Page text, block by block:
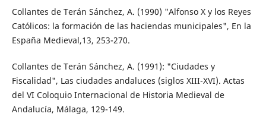
Collantes de Terán Sánchez, A. (1990) "Alfonso X y los Reyes
Católicos: la formación de las haciendas municipales", En la
España Medieval,13, 253-270.
Collantes de Terán Sánchez, A. (1991): "Ciudades y
Fiscalidad", Las ciudades andaluces (siglos XIII-XVI). Actas
del VI Coloquio Internacional de Historia Medieval de
Andalucía, Málaga, 129-149.